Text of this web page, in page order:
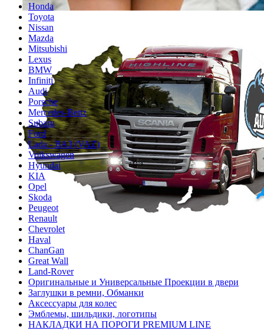
Honda
Toyota
Nissan
Mazda
Mitsubishi
Lexus
BMW
Infiniti
Audi
Porsche
Mercedes-Benz
Subaru
Ford
Lada - ВАЗ (VAZ)
Volkswagen
Hyundai
KIA
Opel
Skoda
Peugeot
Renault
Chevrolet
Haval
ChanGan
Great Wall
Land-Rover
Оригинальные и Универсальные Проекции в двери
Заглушки в ремни, Обманки
Аксессуары для колес
Эмблемы, шильдики, логотипы
НАКЛАДКИ НА ПОРОГИ PREMIUM LINE